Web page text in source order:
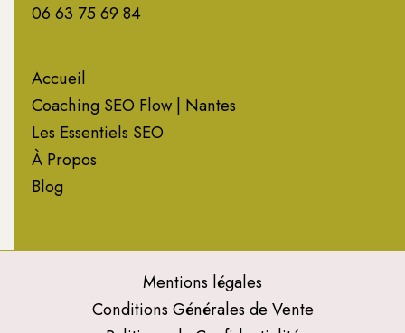
06 63 75 69 84
Accueil
Coaching SEO Flow | Nantes
Les Essentiels SEO
À Propos
Blog
Mentions légales
Conditions Générales de Vente